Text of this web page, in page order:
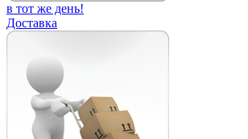
в тот же день!
Доставка